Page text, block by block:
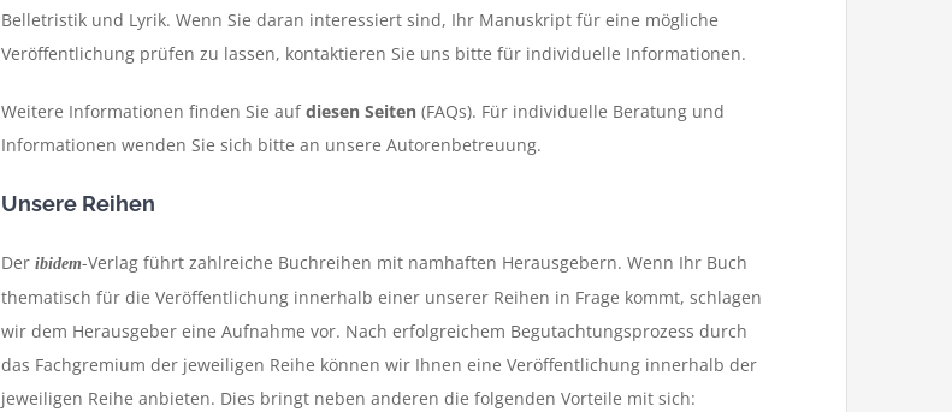
Belletristik und Lyrik. Wenn Sie daran interessiert sind, Ihr Manuskript für eine mögliche
Veröffentlichung prüfen zu lassen, kontaktieren Sie uns bitte für individuelle Informationen.
Weitere Informationen finden Sie aufdiesen Seiten(FAQs). Für individuelle Beratung und
Informationen wenden Sie sich bitte an unsere Autorenbetreuung.
Unsere Reihen
Der ibidem-Verlag führt zahlreiche Buchreihen mit namhaften Herausgebern. Wenn Ihr Buch
thematisch für die Veröffentlichung innerhalb einer unserer Reihen in Frage kommt, schlagen
wir dem Herausgeber eine Aufnahme vor. Nach erfolgreichem Begutachtungsprozess durch
das Fachgremium der jeweiligen Reihe können wir Ihnen eine Veröffentlichung innerhalb der
jeweiligen Reihe anbieten. Dies bringt neben anderen die folgenden Vorteile mit sich: